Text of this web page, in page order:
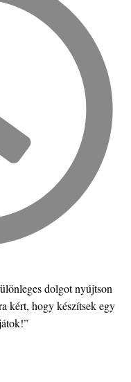
dolgot nyújtson
kért, hogy készítsek egy